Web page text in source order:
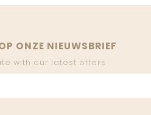
ONZE NIEUWSBRIEF
with our latest offers